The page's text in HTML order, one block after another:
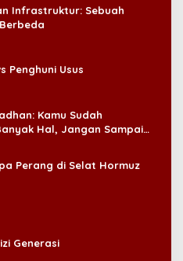
Infrastruktur: Sebuah
Penghuni Usus
Kamu Sudah
Hal, Jangan Sampai
Perang di Selat Hormuz
Generasi